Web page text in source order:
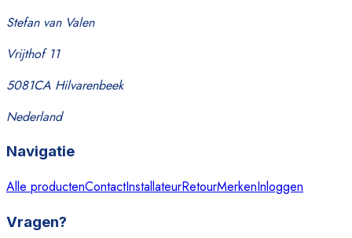
Stefan van Valen
Vrijthof 11
5081CA Hilvarenbeek
Nederland
Navigatie
Alle productenContactInstallateurRetourMerkenInloggen
Vragen?